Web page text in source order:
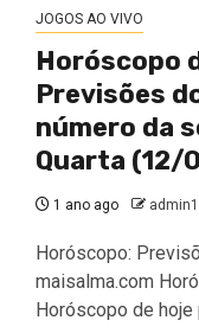
JOGOS AO VIVO
Horóscopo
Previsões
número da
Quarta (12/
1 ano ago admin1
Horóscopo:
maisalma.com
Horóscopo de hoje